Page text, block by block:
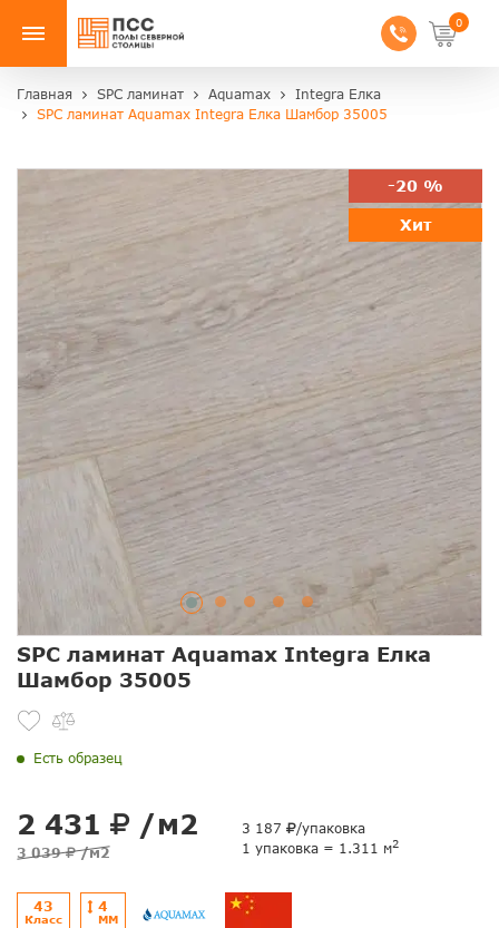
0
Главная SPC ламинат Aquamax
Integra Елка
SPC ламинат Aquamax Integra Елка Шамбор 35005
-20 %
Хит
SPC ламинат Aquamax Integra Елка
Шамбор 35005
Есть образец
2 431 /м2
3 039 /м2
3 187
/упаковка
1 упаковка = 1.311 м2
43
Класс
4
ММ